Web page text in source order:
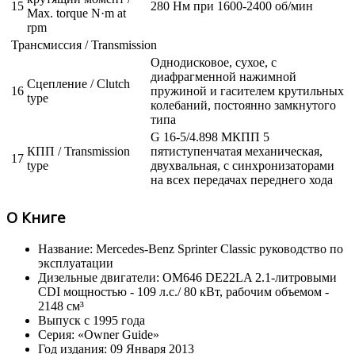
15
Max. torque N·m at
rpm
280 Нм при 1600-2400 об/мин
Трансмиссия / Transmission
16
Сцепление / Clutch
type
Однодисковое, сухое, с
диафрагменной нажимной
пружиной и гасителем крутильных
колебаний, постоянно замкнутого
типа
17
КПП / Transmission
type
G 16-5/4.898 МКПП 5
пятиступенчатая механическая,
двухвальная, с синхронизаторами
на всех передачах переднего хода
О Книге
Название: Mercedes-Benz Sprinter Classic руководство по
эксплуатации
Дизельные двигатели: OM646 DE22LA 2.1-литровыми
CDI мощностью - 109 л.с./ 80 кВт, рабочим объемом -
2148 см³
Выпуск с 1995 года
Серия: «Owner Guide»
Год издания: 09 Января 2013